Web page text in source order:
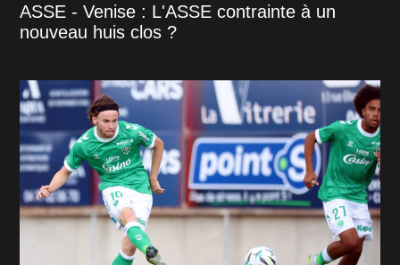
ASSE - Venise : L'ASSE contrainte à un
nouveau huis clos ?